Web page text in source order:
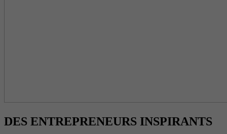
DES ENTREPRENEURS INSPIRANTS